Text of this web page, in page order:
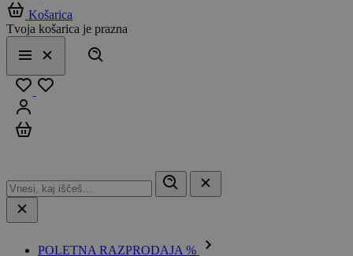
Košarica
Tvoja košarica je prazna
Meni
Zapri
POLETNA RAZPRODAJA %